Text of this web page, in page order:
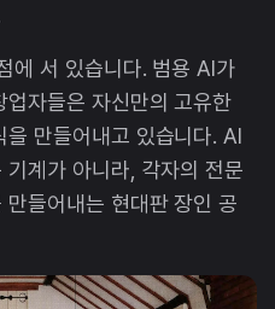
에 서 있습니다. 범용 AI가
자들은 자신만의 고유한
만들어내고 있습니다. AI
계가 아니라, 각자의 전문
들어내는 현대판 장인 공